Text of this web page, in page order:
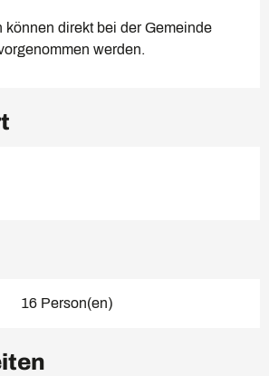
können direkt bei der Gemeinde
werden.
16 Person(en)